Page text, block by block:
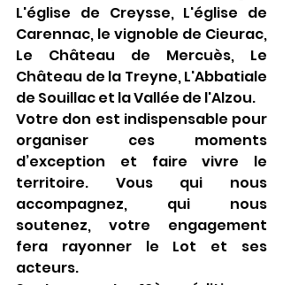
L'église de Creysse, L'église de
Carennac, le vignoble de Cieurac,
Le Château de Mercuès, Le
Château de la Treyne, L'Abbatiale
de Souillac et la Vallée de l'Alzou.
Votre don est indispensable pour
organiser ces moments
d’exception et faire vivre le
territoire. Vous qui nous
accompagnez, qui nous
soutenez, votre engagement
fera rayonner le Lot et ses
acteurs.